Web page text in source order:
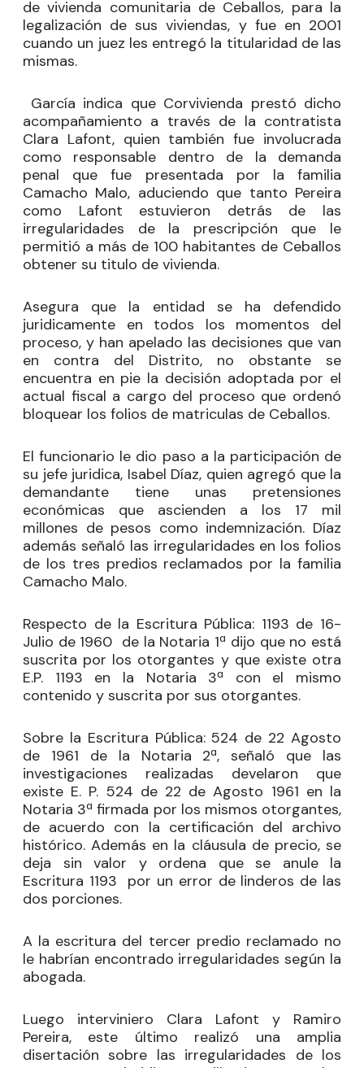
de vivienda comunitaria de Ceballos, para la
legalización de sus viviendas, y fue en 2001
cuando un juez les entregó la titularidad de las
mismas.
García indica que Corvivienda prestó dicho
acompañamiento a través de la contratista
Clara Lafont, quien también fue involucrada
como responsable dentro de la demanda
penal que fue presentada por la familia
Camacho Malo, aduciendo que tanto Pereira
como Lafont estuvieron detrás de las
irregularidades de la prescripción que le
permitió a más de 100 habitantes de Ceballos
obtener su titulo de vivienda.
Asegura que la entidad se ha defendido
juridicamente en todos los momentos del
proceso, y han apelado las decisiones que van
en contra del Distrito, no obstante se
encuentra en pie la decisión adoptada por el
actual fiscal a cargo del proceso que ordenó
bloquear los folios de matriculas de Ceballos.
El funcionario le dio paso a la participación de
su jefe juridica, Isabel Díaz, quien agregó que la
demandante tiene unas pretensiones
económicas que ascienden a los 17 mil
millones de pesos como indemnización. Díaz
además señaló las irregularidades en los folios
de los tres predios reclamados por la familia
Camacho Malo.
Respecto de la Escritura Pública: 1193 de 16-
Julio de 1960 de la Notaria 1ª dijo que no está
suscrita por los otorgantes y que existe otra
E.P. 1193 en la Notaria 3ª con el mismo
contenido y suscrita por sus otorgantes.
Sobre la Escritura Pública: 524 de 22 Agosto
de 1961 de la Notaria 2ª, señaló que las
investigaciones realizadas develaron que
existe E. P. 524 de 22 de Agosto 1961 en la
Notaria 3ª firmada por los mismos otorgantes,
de acuerdo con la certificación del archivo
histórico. Además en la cláusula de precio, se
deja sin valor y ordena que se anule la
Escritura 1193 por un error de linderos de las
dos porciones.
A la escritura del tercer predio reclamado no
le habrían encontrado irregularidades según la
abogada.
Luego interviniero Clara Lafont y Ramiro
Pereira, este último realizó una amplia
disertación sobre las irregularidades de los